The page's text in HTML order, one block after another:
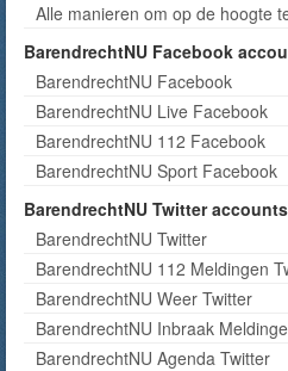
Alle manieren om op de hoogte
BarendrechtNU Facebook
BarendrechtNU Facebook
BarendrechtNU Live Facebook
BarendrechtNU 112 Facebook
BarendrechtNU Sport Facebook
BarendrechtNU Twitter accounts
BarendrechtNU Twitter
BarendrechtNU 112 Meldingen
BarendrechtNU Weer Twitter
BarendrechtNU Inbraak
BarendrechtNU Agenda Twitter